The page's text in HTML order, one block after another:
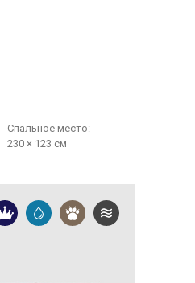
Cпальное место:
230 × 123 см